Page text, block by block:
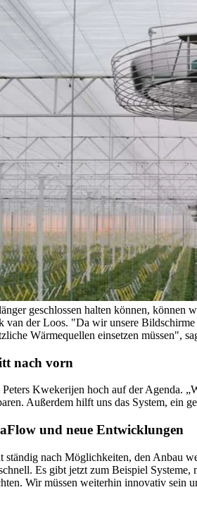
geschlossen halten können, können
van der Loos. "Da wir unsere Bildschirme
Wärmequellen einsetzen müssen",
nach vorn
Kwekerijen hoch auf der Agenda.
Außerdem hilft uns das System, ein
und neue Entwicklungen
ständig nach Möglichkeiten, den Anbau
Es gibt jetzt zum Beispiel
Wir müssen weiterhin innovativ sein